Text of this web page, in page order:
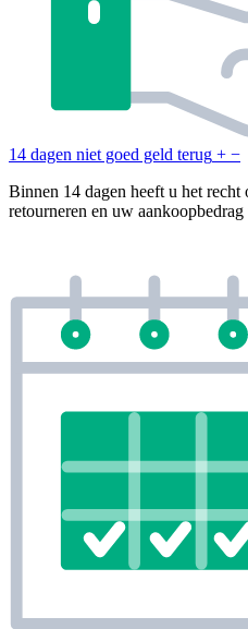
14 dagen niet goed geld terug + −
Binnen 14 dagen heeft u het recht
retourneren en uw